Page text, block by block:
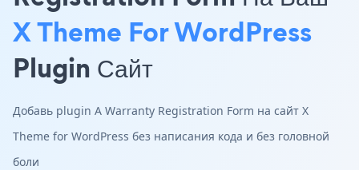
X Theme For WordPress
Plugin Сайт
Добавь plugin A Warranty Registration Form на сайт X
Theme for WordPress без написания кода и без головной
боли